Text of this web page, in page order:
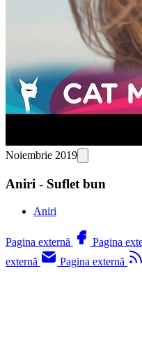
Noiembrie 2019
Aniri - Suflet bun
Aniri
Pagina externă Pagina
externă
Pagina externă